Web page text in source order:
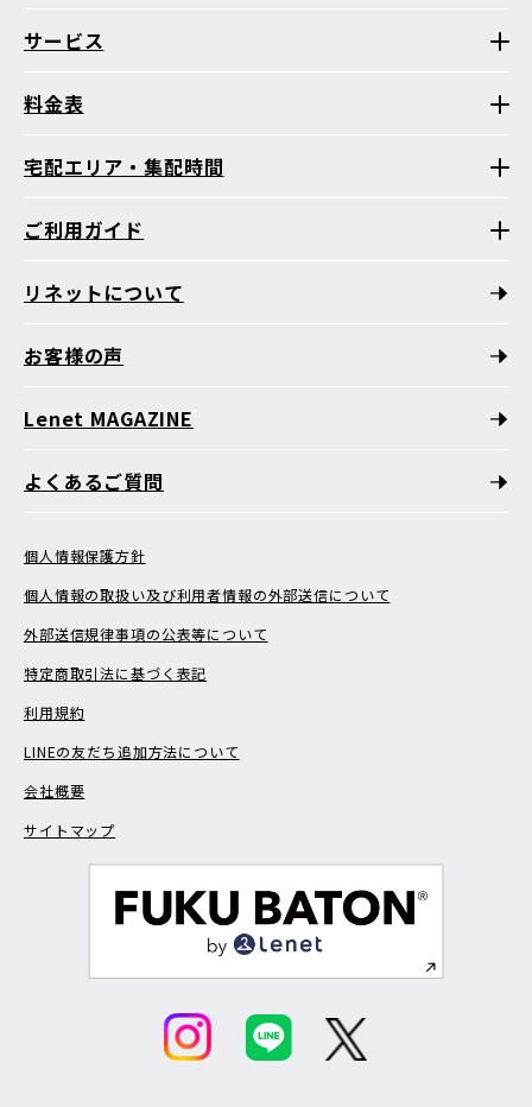
サービス
料金表
宅配エリア・集配時間
ご利用ガイド
リネットについて
お客様の声
Lenet MAGAZINE
よくあるご質問
個人情報保護方針
個人情報の取扱い及び利用者情報の外部送信について
外部送信規律事項の公表等について
特定商取引法に基づく表記
利用規約
LINEの友だち追加方法について
会社概要
サイトマップ